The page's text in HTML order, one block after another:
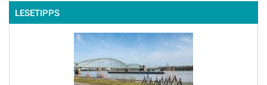
LESETIPPS